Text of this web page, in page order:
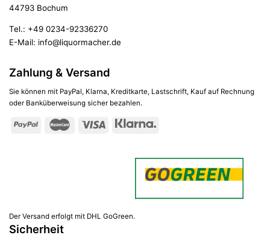
44793 Bochum
Tel.: +49 0234-92336270
E-Mail: info@liquormacher.de
Zahlung & Versand
Sie können mit PayPal, Klarna, Kreditkarte, Lastschrift, Kauf auf Rechnung
oder Banküberweisung sicher bezahlen.
Der Versand erfolgt mit DHL GoGreen.
Sicherheit